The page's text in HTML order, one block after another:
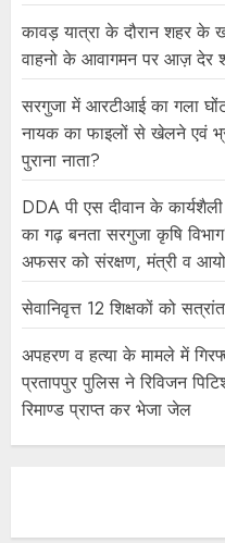
कावड़ यात्रा के दौरान शहर के
वाहनो के आवागमन पर आज़ देर
सरगुजा में आरटीआई का गला
नायक का फाइलों से खेलने एवं
पुराना नाता?
DDA पी एस दीवान के
का गढ़ बनता सरगुजा कृषि
अफसर को संरक्षण, मंत्री व
सेवानिवृत्त 12 शिक्षकों को
अपहरण व हत्या के मामले में
प्रतापपुर पुलिस ने रिविजन
रिमाण्ड प्राप्त कर भेजा जेल